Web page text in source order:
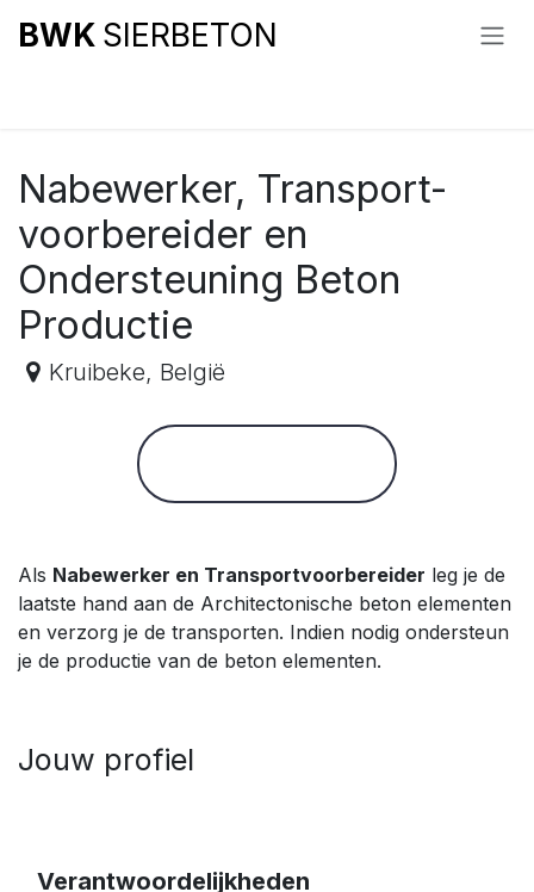
BWK SIERBETON
Nabewerker, Transport-
voorbereider en
Ondersteuning Beton
Productie
Kruibeke, België
Als Nabewerker en Transportvoorbereider leg je de
laatste hand aan de Architectonische beton elementen
en verzorg je de transporten. Indien nodig ondersteun
je de productie van de beton elementen.
Jouw profiel
Verantwoordelijkheden